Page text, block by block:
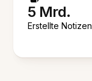
5 Mrd.
Erstellte Notizen